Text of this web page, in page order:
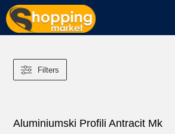
Filters
Aluminiumski Profili Antracit Mk